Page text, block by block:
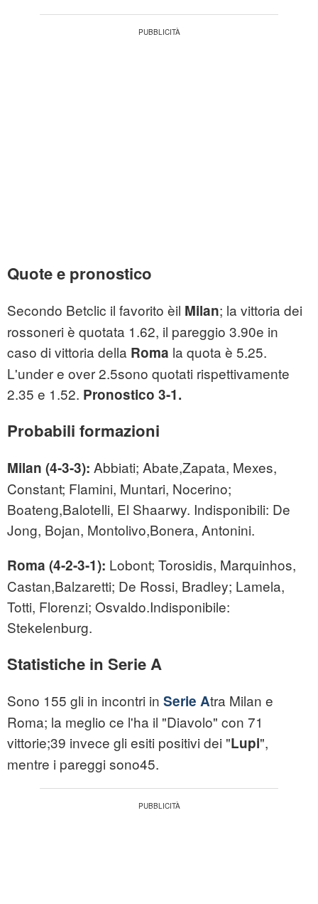
Quote e pronostico
Secondo Betclic il favorito èil Milan; la vittoria dei
rossoneri è quotata 1.62, il pareggio 3.90e in
caso di vittoria della Roma la quota è 5.25.
L'under e over 2.5sono quotati rispettivamente
2.35 e 1.52. Pronostico 3-1.
Probabili formazioni
Milan (4-3-3): Abbiati; Abate,Zapata, Mexes,
Constant; Flamini, Muntari, Nocerino;
Boateng,Balotelli, El Shaarwy. Indisponibili: De
Jong, Bojan, Montolivo,Bonera, Antonini.
Roma (4-2-3-1): Lobont; Torosidis, Marquinhos,
Castan,Balzaretti; De Rossi, Bradley; Lamela,
Totti, Florenzi; Osvaldo.Indisponibile:
Stekelenburg.
Statistiche in Serie A
Sono 155 gli in incontri in Serie Atra Milan e
Roma; la meglio ce l'ha il "Diavolo" con 71
vittorie;39 invece gli esiti positivi dei "Lupi",
mentre i pareggi sono45.